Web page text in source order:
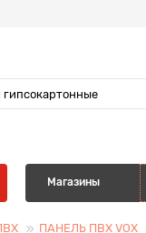
Магазины
ПАНЕЛЬ ПВХ VOX